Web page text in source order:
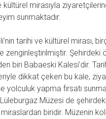
kültürel mirasıyla
sunmaktadır.
tarihi ve kültürel mirası,
zenginleştirilmiştir. Şehirdeki
biri Babaeski Kalesi’dir.
dikkat çeken bu kale,
yolculuk yapma fırsatı
Lüleburgaz Müzesi de
biridir. Müzenin